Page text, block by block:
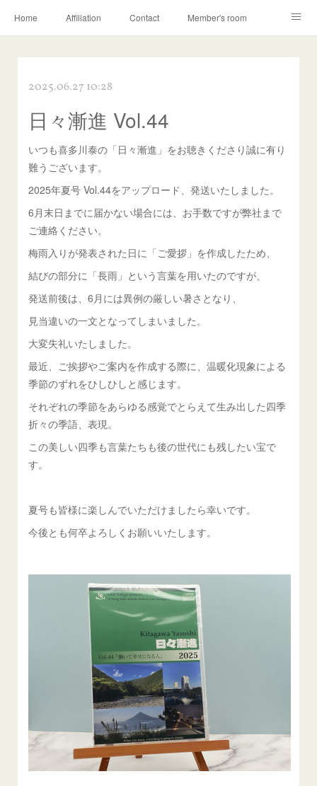
Home Affiliation Contact Member's room
2025.06.27 10:28
日々漸進 Vol.44
いつも喜多川泰の「日々漸進」をお聴きくださり誠に有り
難うございます。
2025年夏号 Vol.44をアップロード、発送いたしました。
6月末日までに届かない場合には、お手数ですが弊社まで
ご連絡ください。
梅雨入りが発表された日に「ご愛拶」を作成したため、
結びの部分に「長雨」という言葉を用いたのですが、
発送前後は、6月には異例の厳しい暑さとなり、
見当違いの一文となってしまいました。
大変失礼いたしました。
最近、ご挨拶やご案内を作成する際に、温暖化現象による
季節のずれをひしひしと感じます。
それぞれの季節をあらゆる感覚でとらえて生み出した四季
折々の季語、表現。
この美しい四季も言葉たちも後の世代にも残したい宝で
す。
夏号も皆様に楽しんでいただけましたら幸いです。
今後とも何卒よろしくお願いいたします。